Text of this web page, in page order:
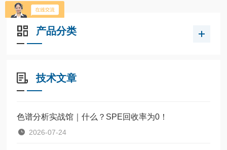
产品分类
技术文章
色谱分析实战馆｜什么？SPE回收率为0！
2026-07-24